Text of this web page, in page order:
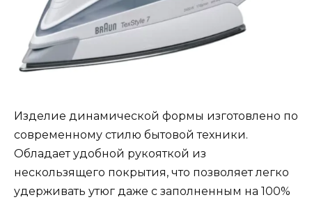
Изделие динамической формы изготовлено по
современному стилю бытовой техники.
Обладает удобной рукояткой из
нескользящего покрытия, что позволяет легко
удерживать утюг даже с заполненным на 100%